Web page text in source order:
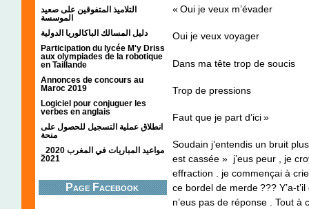
التلاميذ المتفوقين على صعيد
الموسسة
دليل المسالك الباكالوريا الدولية
Participation du lycée M'y Driss
aux olympiades de la robotique
en Taillande
Annonces de concours au
Maroc 2019
Logiciel pour conjuguer les
verbes en anglais
انطلاق عملية التسجيل للحصول على
منحة
2021
Page Facebook
« Oui je veux m’évader
Oui je veux voyager
Dans ma tête trop de soucis
Trop de pressions
Faut que je part d’ici »
Soudain j’entendis un bruit
est cassée » j’eus peur , je
effraction . je commençai à
ce bordel de merde ??? Y’a-
n’eus pas de réponse . Tout